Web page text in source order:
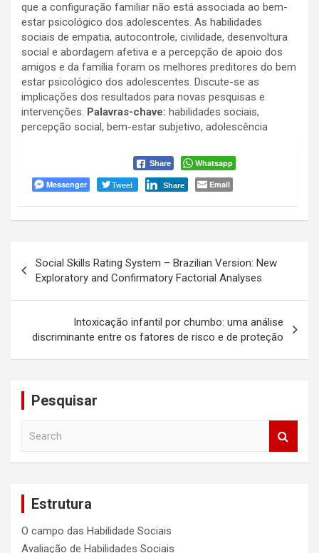
que a configuração familiar não está associada ao bem-
estar psicológico dos adolescentes. As habilidades
sociais de empatia, autocontrole, civilidade, desenvoltura
social e abordagem afetiva e a percepção de apoio dos
amigos e da família foram os melhores preditores do bem
estar psicológico dos adolescentes. Discute-se as
implicações dos resultados para novas pesquisas e
intervenções. Palavras-chave: habilidades sociais,
percepção social, bem-estar subjetivo, adolescência
Share
Whatsapp
Messenger
Tweet Share Email
de
Post
Social Skills Rating System – Brazilian Version: New
Exploratory and Confirmatory Factorial Analyses
Intoxicação infantil por chumbo: uma análise
discriminante entre os fatores de risco e de proteção
Pesquisar
Estrutura
O campo das Habilidade Sociais
Avaliação de Habilidades Sociais